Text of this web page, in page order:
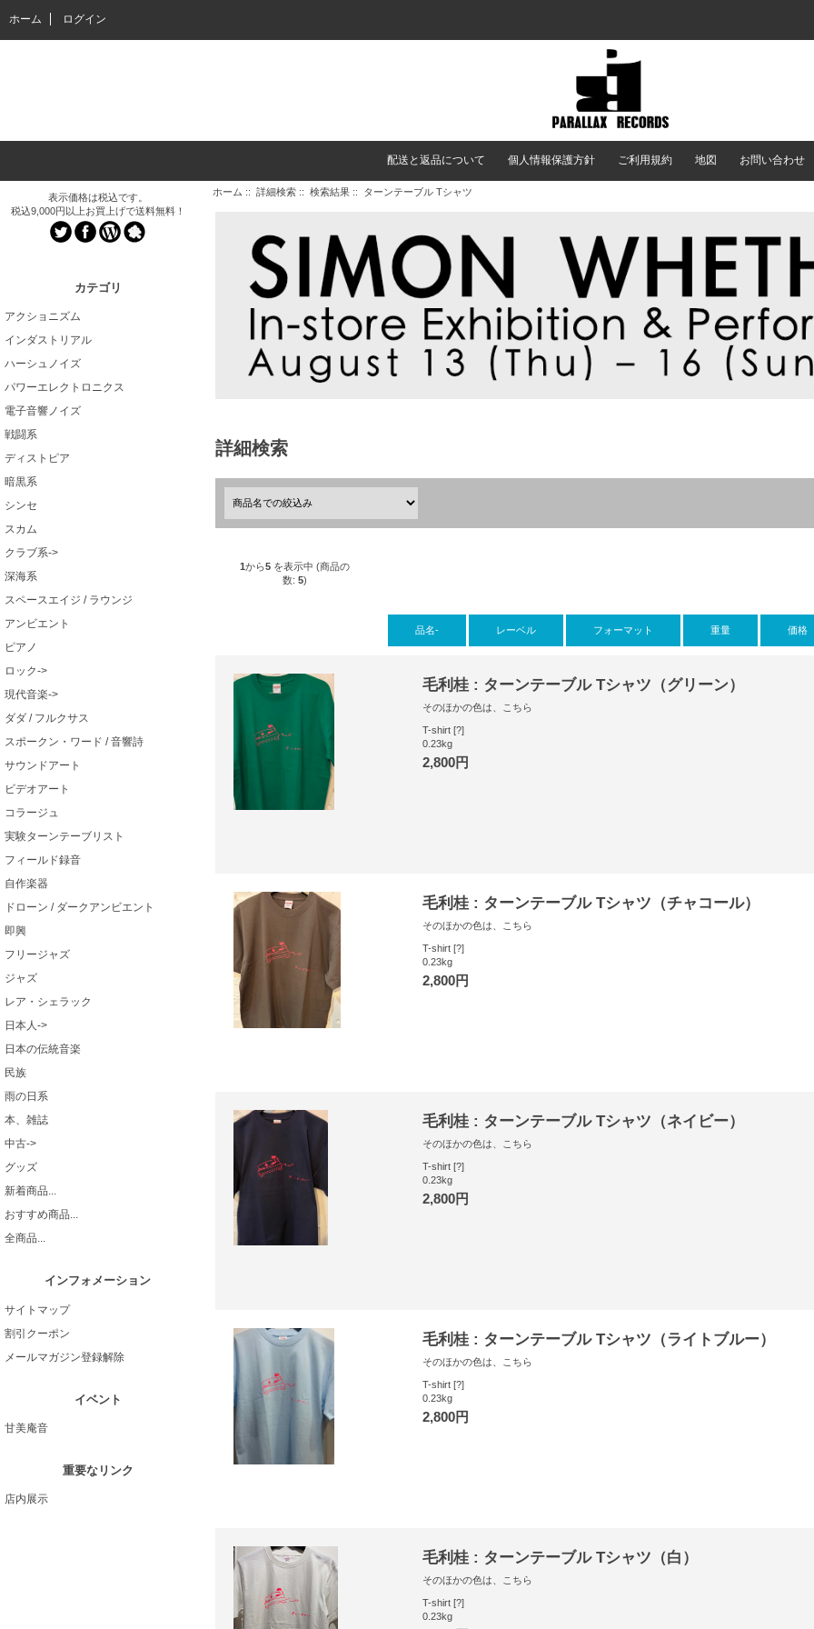
ホーム ログイン
配送と返品について 個人情報保護方針 ご利用規約 地図 お問い合わせ
表示価格は税込です。
税込9,000円以上お買上げで送料無料！
カテゴリ
アクショニズム
インダストリアル
ハーシュノイズ
パワーエレクトロニクス
電子音響ノイズ
戦闘系
ディストピア
暗黒系
シンセ
スカム
クラブ系->
深海系
スペースエイジ / ラウンジ
アンビエント
ピアノ
ロック->
現代音楽->
ダダ / フルクサス
スポークン・ワード / 音響詩
サウンドアート
ビデオアート
コラージュ
実験ターンテーブリスト
フィールド録音
自作楽器
ドローン / ダークアンビエント
即興
フリージャズ
ジャズ
レア・シェラック
日本人->
日本の伝統音楽
民族
雨の日系
本、雑誌
中古->
グッズ
新着商品...
おすすめ商品...
全商品...
インフォメーション
サイトマップ
割引クーポン
メールマガジン登録解除
イベント
甘美庵音
重要なリンク
店内展示
ホーム :: 詳細検索:: 検索結果 :: ターンテーブル Tシャツ
詳細検索
1から5を表示中 (商品の
数: 5)
品名- レーベル フォーマット 重量 価格
毛利桂 : ターンテーブル Tシャツ（グリーン）
そのほかの色は、こちら
T-shirt [?]
0.23kg
2,800円
毛利桂 : ターンテーブル Tシャツ（チャコール）
そのほかの色は、こちら
T-shirt [?]
0.23kg
2,800円
毛利桂 : ターンテーブル Tシャツ（ネイビー）
そのほかの色は、こちら
T-shirt [?]
0.23kg
2,800円
毛利桂 : ターンテーブル Tシャツ（ライトブルー）
そのほかの色は、こちら
T-shirt [?]
0.23kg
2,800円
毛利桂 : ターンテーブル Tシャツ（白）
そのほかの色は、こちら
T-shirt [?]
0.23kg